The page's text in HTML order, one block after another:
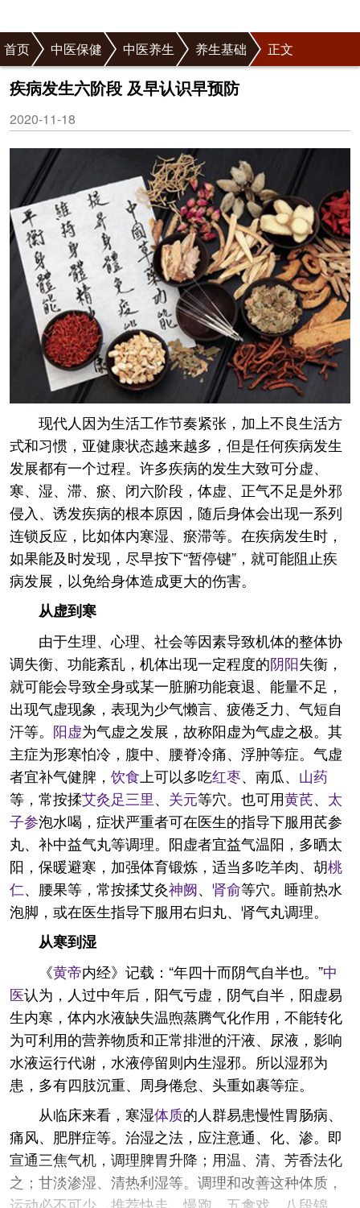
首页 中医保健 中医养生 养生基础 正文
疾病发生六阶段 及早认识早预防
2020-11-18
现代人因为生活工作节奏紧张，加上不良生活方
式和习惯，亚健康状态越来越多，但是任何疾病发生
发展都有一个过程。许多疾病的发生大致可分虚、
寒、湿、滞、瘀、闭六阶段，体虚、正气不足是外邪
侵入、诱发疾病的根本原因，随后身体会出现一系列
连锁反应，比如体内寒湿、瘀滞等。在疾病发生时，
如果能及时发现，尽早按下“暂停键”，就可能阻止疾
病发展，以免给身体造成更大的伤害。
从虚到寒
由于生理、心理、社会等因素导致机体的整体协
调失衡、功能紊乱，机体出现一定程度的阴阳失衡，
就可能会导致全身或某一脏腑功能衰退、能量不足，
出现气虚现象，表现为少气懒言、疲倦乏力、气短自
汗等。 阳虚为气虚之发展，故称阳虚为气虚之极。其
主症为形寒怕冷，腹中、腰脊冷痛、浮肿等症。气虚
者宜补气健脾， 饮食 上可以多吃红枣、南瓜、 山药
等，常按揉艾灸足三里、 关元等穴。也可用黄芪、 太
子参泡水喝，症状严重者可在医生的指导下服用芪参
丸、补中益气丸等调理。阳虚者宜益气温阳，多晒太
阳，保暖避寒，加强体育锻炼，适当多吃羊肉、胡桃
仁、腰果等，常按揉艾灸神阙、 肾俞等穴。睡前热水
泡脚，或在医生指导下服用右归丸、肾气丸调理。
从寒到湿
《黄帝内经》记载：“年四十而阴气自半也。”中
医认为，人过中年后，阳气亏虚，阴气自半，阳虚易
生内寒，体内水液缺失温煦蒸腾气化作用，不能转化
为可利用的营养物质和正常排泄的汗液、尿液，影响
水液运行代谢，水液停留则内生湿邪。所以湿邪为
患，多有四肢沉重、周身倦怠、头重如裹等症。
从临床来看，寒湿体质的人群易患慢性胃肠病、
痛风、肥胖症等。治湿之法，应注意通、化、渗。即
宣通三焦气机，调理脾胃升降；用温、清、芳香法化
之；甘淡渗湿、清热利湿等。调理和改善这种体质，